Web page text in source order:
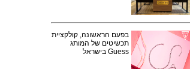
בפעם הראשונה, קולקציית
תכשיטים של המותג
Guess בישראל